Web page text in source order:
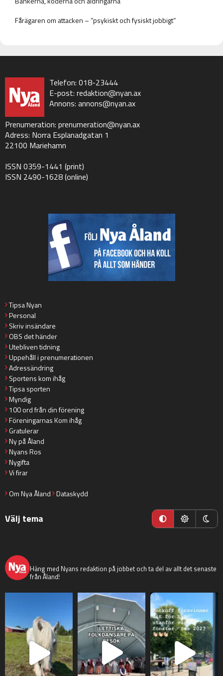
Fårägaren om attacken – ”psykiskt och fysiskt jobbigt”
Telefon: 018-23444
E-post: redaktion@nyan.ax
Annons: annons@nyan.ax
Prenumeration: prenumeration@nyan.ax
Adress: Norra Esplanadgatan 1
22100 Mariehamn
ISSN 0359-1441 (print)
ISSN 2490-1628 (online)
Tipsa Nyan
Personal
Skriv insändare
OBS det händer
Utebliven tidning
Uppehåll i prenumerationen
Adressändring
Sportens kom ihåg
Tipsa sporten
Myndig
100 ord från din förening
Föreningarnas Kom ihåg
Gratulerar
Ny på Åland
Nyans Ros
Nygifta
Vi firar
Om Nya Åland Dataskydd
Välj tema
Häng med Nyans redaktion på jobbet och ta del av allt det senaste
från Åland!